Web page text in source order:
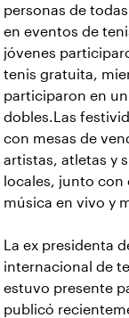
personas de
en eventos de
jóvenes
tenis gratuita,
participaron en
dobles.Las
con mesas de
artistas, atletas y
locales, junto
música en vivo y
La ex presidenta
internacional de
estuvo presente
publicó